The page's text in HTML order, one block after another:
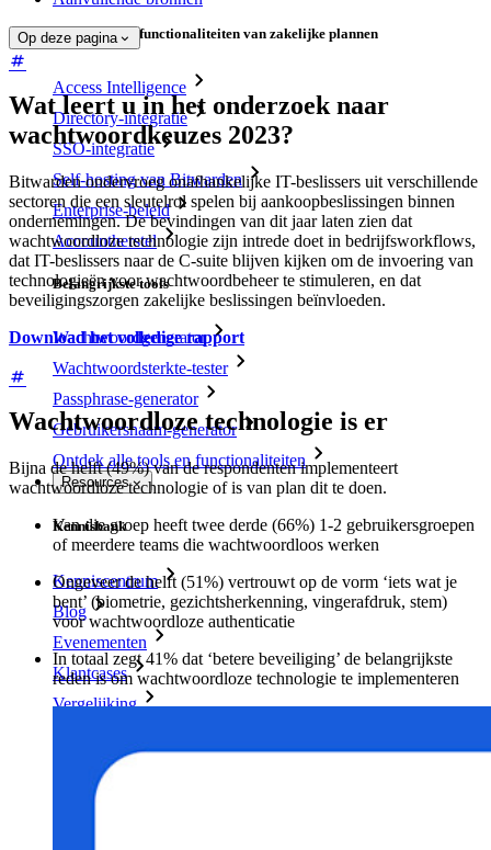
Belangrijkste functionaliteiten van zakelijke plannen
Access Intelligence
Directory-integratie
SSO-integratie
Self-hosting van Bitwarden
Enterprise-beleid
Accountherstel
Belangrijkste tools
Wachtwoordgenerator
Wachtwoordsterkte-tester
Passphrase-generator
Gebruikersnaam-generator
Ontdek alle tools en functionaliteiten
Resources
Kennisbank
Kenniscentrum
Blog
Evenementen
Klantcases
Vergelijking
Security compliance
Op deze pagina
Wat leert u in het onderzoek naar
wachtwoordkeuzes 2023?
Bitwarden ondervroeg onafhankelijke IT-beslissers uit verschillende
sectoren die een sleutelrol spelen bij aankoopbeslissingen binnen
ondernemingen. De bevindingen van dit jaar laten zien dat
wachtwoordloze technologie zijn intrede doet in bedrijfsworkflows,
dat IT-beslissers naar de C-suite blijven kijken om de invoering van
technologieën voor wachtwoordbeheer te stimuleren, en dat
beveiligingszorgen zakelijke beslissingen beïnvloeden.
Download het volledige rapport
Wachtwoordloze technologie is er
Bijna de helft (49%) van de respondenten implementeert
wachtwoordloze technologie of is van plan dit te doen.
Van die groep heeft twee derde (66%) 1-2 gebruikersgroepen
of meerdere teams die wachtwoordloos werken
Ongeveer de helft (51%) vertrouwt op de vorm ‘iets wat je
bent’ (biometrie, gezichtsherkenning, vingerafdruk, stem)
voor wachtwoordloze authenticatie
In totaal zegt 41% dat ‘betere beveiliging’ de belangrijkste
reden is om wachtwoordloze technologie te implementeren